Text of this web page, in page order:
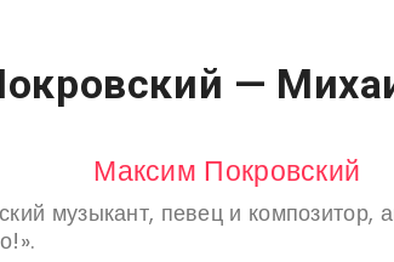
—
Максим Покровский
музыкант, певец и композитор,